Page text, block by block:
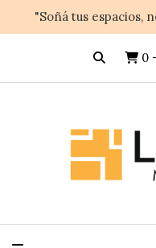
"Soñá tus espacios,
0 -